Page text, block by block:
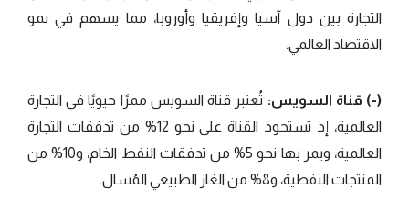
التجارة بين دول آسيا وإفريقيا وأوروبا، مما يسهم في نمو
الاقتصاد العالمي.
(-) قناة السويس: تُعتبر قناة السويس ممرًا حيويًا في التجارة
العالمية، إذ تستحوذ القناة على نحو 12% من تدفقات التجارة
العالمية، ويمر بها نحو 5% من تدفقات النفط الخام، و10% من
المنتجات النفطية، و8% من الغاز الطبيعي المُسال.